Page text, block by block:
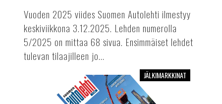
Vuoden 2025 viides Suomen Autolehti ilmestyy
keskiviikkona 3.12.2025. Lehden numerolla
5/2025 on mittaa 68 sivua. Ensimmäiset lehdet
tulevan tilaajilleen jo...
JÄLKIMARKKINAT